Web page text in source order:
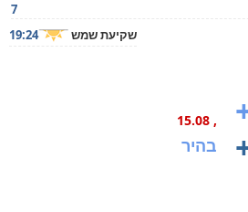
7
שקיעת שמש 19:24
, 15.08
בהיר